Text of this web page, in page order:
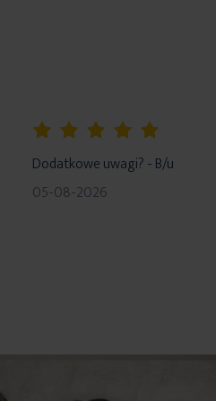
Dodatkowe uwagi? - B/u
05-08-2026